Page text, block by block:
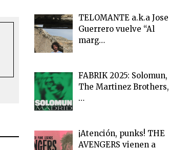
TELOMANTE a.k.a Jose
Guerrero vuelve “Al
marg…
FABRIK 2025: Solomun,
The Martinez Brothers,
…
¡Atención, punks! THE
AVENGERS vienen a